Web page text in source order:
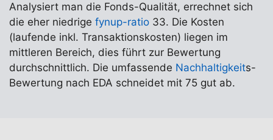
Analysiert man die Fonds-Qualität, errechnet sich
die eher niedrige fynup-ratio 33. Die Kosten
(laufende inkl. Transaktionskosten) liegen im
mittleren Bereich, dies führt zur Bewertung
durchschnittlich. Die umfassende Nachhaltigkeits-
Bewertung nach EDA schneidet mit 75 gut ab.